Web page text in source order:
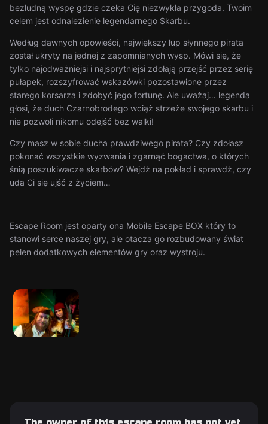
bezludną wyspę gdzie czeka Cię niezwykła przygoda. Twoim
celem jest odnalezienie legendarnego Skarbu.
Według dawnych opowieści, największy łup słynnego pirata
został ukryty na jednej z zapomnianych wysp. Mówi się, że
tylko najodważniejsi i najsprytniejsi zdołają przejść przez serię
pułapek, rozszyfrować wskazówki pozostawione przez
starego korsarza i zdobyć jego fortunę. Ale uważaj… legenda
głosi, że duch Czarnobrodego wciąż strzeże swojego skarbu i
nie pozwoli nikomu odejść bez walki!
Czy masz w sobie ducha prawdziwego pirata? Czy zdołasz
pokonać wszystkie wyzwania i zgarnąć bogactwa, o których
śnią poszukiwacze skarbów? Wejdź na pokład i sprawdź, czy
uda Ci się ujść z życiem…
Escape Room jest oparty ona Mobile Escape BOX który to
stanowi serce naszej gry, ale otacza go rozbudowany świat
pełen dodatkowych elementów gry oraz wystroju.